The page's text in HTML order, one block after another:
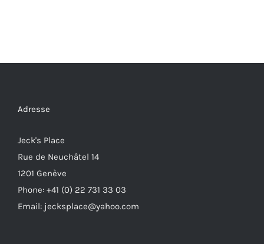
Adresse
Jeck's Place
Rue de Neuchâtel 14
1201 Genève
Phone: +41 (0) 22 731 33 03
Email: jecksplace@yahoo.com